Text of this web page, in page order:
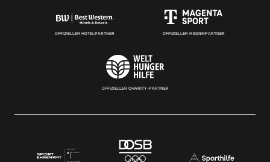
OFFIZIELLER HOTELPARTNER OFFIZIELLER MEDIENPARTNER
OFFIZIELLER CHARITY-PARTNER